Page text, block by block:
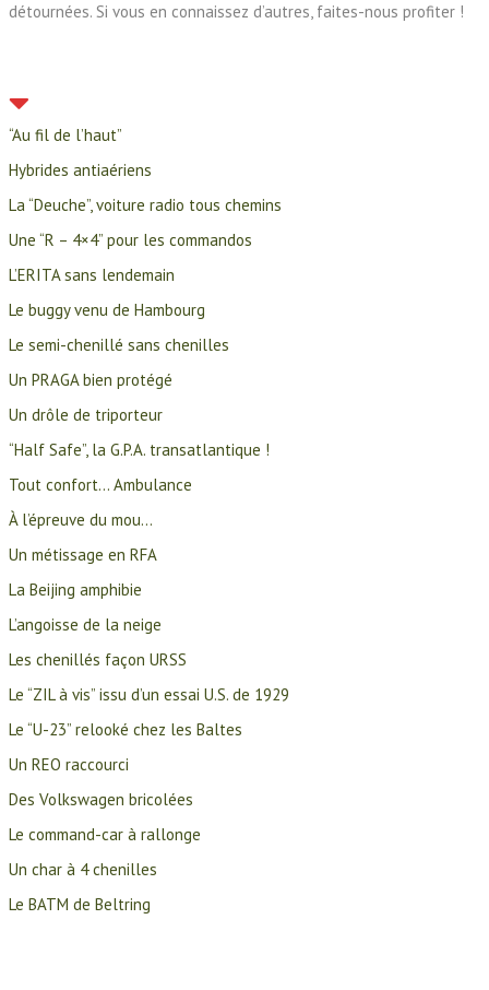
détournées. Si vous en connaissez d’autres, faites-nous profiter !
“Au fil de l’haut”
Hybrides antiaériens
La “Deuche”, voiture radio tous chemins
Une “R – 4×4” pour les commandos
L’ERITA sans lendemain
Le buggy venu de Hambourg
Le semi-chenillé sans chenilles
Un PRAGA bien protégé
Un drôle de triporteur
“Half Safe”, la G.P.A. transatlantique !
Tout confort… Ambulance
À l’épreuve du mou…
Un métissage en RFA
La Beijing amphibie
L’angoisse de la neige
Les chenillés façon URSS
Le “ZIL à vis” issu d’un essai U.S. de 1929
Le “U-23” relooké chez les Baltes
Un REO raccourci
Des Volkswagen bricolées
Le command-car à rallonge
Un char à 4 chenilles
Le BATM de Beltring